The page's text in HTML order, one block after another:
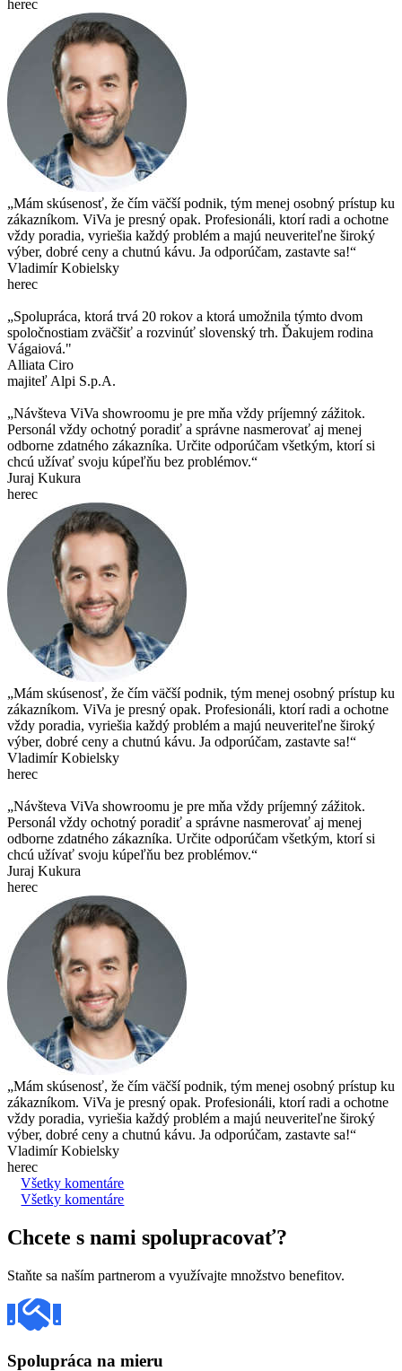
herec
„Mám skúsenosť, že čím väčší podnik, tým menej osobný prístup ku
zákazníkom. ViVa je presný opak. Profesionáli, ktorí radi a ochotne
vždy poradia, vyriešia každý problém a majú neuveriteľne široký
výber, dobré ceny a chutnú kávu. Ja odporúčam, zastavte sa!“
Vladimír Kobielsky
herec
„Spolupráca, ktorá trvá 20 rokov a ktorá umožnila týmto dvom
spoločnostiam zväčšiť a rozvinúť slovenský trh. Ďakujem rodina
Vágaiová."
Alliata Ciro
majiteľ Alpi S.p.A.
„Návšteva ViVa showroomu je pre mňa vždy príjemný zážitok.
Personál vždy ochotný poradiť a správne nasmerovať aj menej
odborne zdatného zákazníka. Určite odporúčam všetkým, ktorí si
chcú užívať svoju kúpeľňu bez problémov.“
Juraj Kukura
herec
„Mám skúsenosť, že čím väčší podnik, tým menej osobný prístup ku
zákazníkom. ViVa je presný opak. Profesionáli, ktorí radi a ochotne
vždy poradia, vyriešia každý problém a majú neuveriteľne široký
výber, dobré ceny a chutnú kávu. Ja odporúčam, zastavte sa!“
Vladimír Kobielsky
herec
„Návšteva ViVa showroomu je pre mňa vždy príjemný zážitok.
Personál vždy ochotný poradiť a správne nasmerovať aj menej
odborne zdatného zákazníka. Určite odporúčam všetkým, ktorí si
chcú užívať svoju kúpeľňu bez problémov.“
Juraj Kukura
herec
„Mám skúsenosť, že čím väčší podnik, tým menej osobný prístup ku
zákazníkom. ViVa je presný opak. Profesionáli, ktorí radi a ochotne
vždy poradia, vyriešia každý problém a majú neuveriteľne široký
výber, dobré ceny a chutnú kávu. Ja odporúčam, zastavte sa!“
Vladimír Kobielsky
herec
Všetky komentáre
Všetky komentáre
Chcete s nami spolupracovať?
Staňte sa naším partnerom a využívajte množstvo benefitov.
Spolupráca na mieru